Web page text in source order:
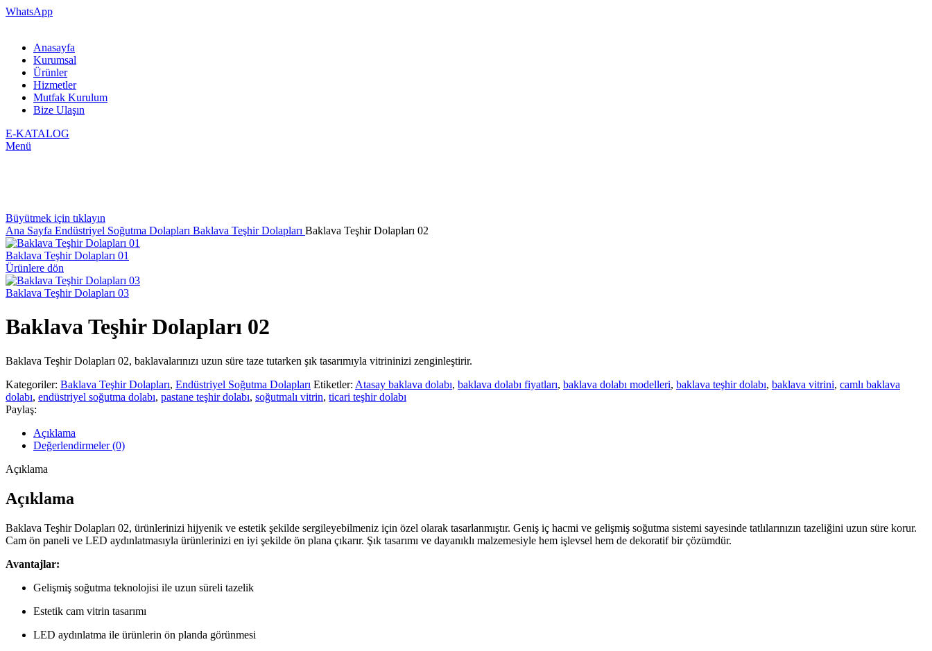
WhatsApp
Anasayfa
Kurumsal
Ürünler
Hizmetler
Mutfak Kurulum
Bize Ulaşın
E-KATALOG
Menü
Büyütmek için tıklayın
Ana Sayfa Endüstriyel Soğutma Dolapları Baklava Teşhir Dolapları Baklava Teşhir Dolapları 02
Baklava Teşhir Dolapları 01
Ürünlere dön
Baklava Teşhir Dolapları 03
Baklava Teşhir Dolapları 02
Baklava Teşhir Dolapları 02, baklavalarınızı uzun süre taze tutarken şık tasarımıyla vitrininizi zenginleştirir.
Kategoriler: Baklava Teşhir Dolapları, Endüstriyel Soğutma Dolapları Etiketler: Atasay baklava dolabı, baklava dolabı fiyatları, baklava dolabı modelleri, baklava teşhir dolabı, baklava vitrini, camlı baklava
dolabı, endüstriyel soğutma dolabı, pastane teşhir dolabı, soğutmalı vitrin, ticari teşhir dolabı
Paylaş:
Açıklama
Değerlendirmeler (0)
Açıklama
Açıklama
Baklava Teşhir Dolapları 02, ürünlerinizi hijyenik ve estetik şekilde sergileyebilmeniz için özel olarak tasarlanmıştır. Geniş iç hacmi ve gelişmiş soğutma sistemi sayesinde tatlılarınızın tazeliğini uzun süre korur.
Cam ön paneli ve LED aydınlatmasıyla ürünlerinizi en iyi şekilde ön plana çıkarır. Şık tasarımı ve dayanıklı malzemesiyle hem işlevsel hem de dekoratif bir çözümdür.
Avantajlar:
Gelişmiş soğutma teknolojisi ile uzun süreli tazelik
Estetik cam vitrin tasarımı
LED aydınlatma ile ürünlerin ön planda görünmesi